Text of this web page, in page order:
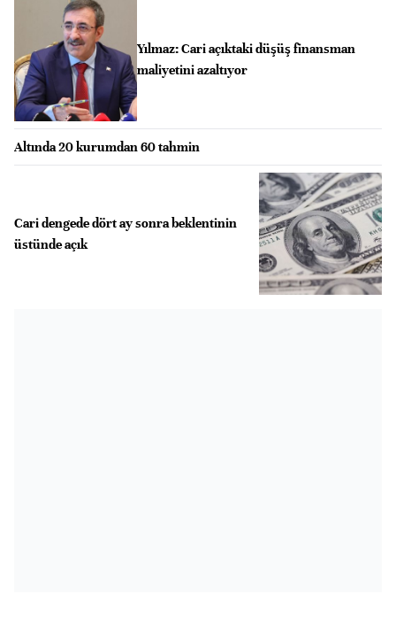
Yılmaz: Cari açıktaki düşüş finansman
maliyetini azaltıyor
Altında 20 kurumdan 60 tahmin
Cari dengede dört ay sonra beklentinin
üstünde açık